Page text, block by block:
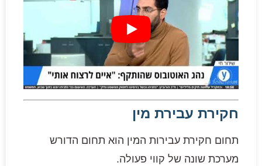
חקירת עבירת מין
תחום חקירת עבירות המין הוא תחום הדורש
מערכת שונה של קווי פעולה.